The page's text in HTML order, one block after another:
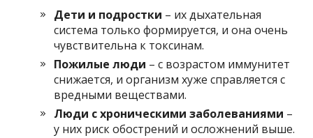
Дети и подростки – их дыхательная
система только формируется, и она очень
чувствительна к токсинам.
Пожилые люди – с возрастом иммунитет
снижается, и организм хуже справляется с
вредными веществами.
Люди с хроническими заболеваниями –
у них риск обострений и осложнений выше.